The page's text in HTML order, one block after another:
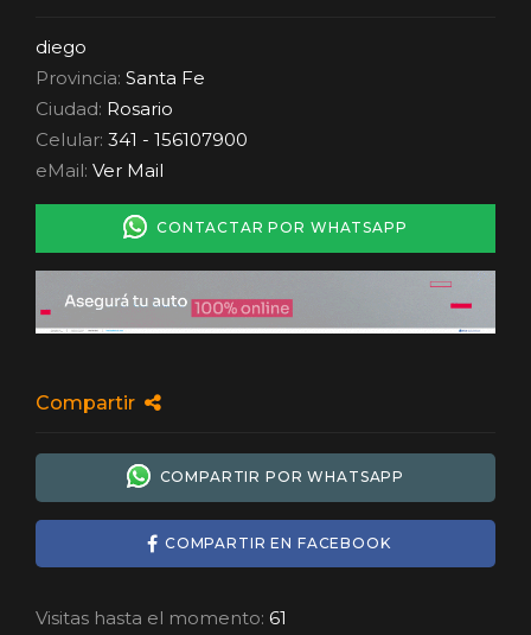
diego
Provincia: Santa Fe
Ciudad: Rosario
Celular: 341 - 156107900
eMail: Ver Mail
CONTACTAR POR WHATSAPP
Compartir
COMPARTIR POR WHATSAPP
COMPARTIR EN FACEBOOK
Visitas hasta el momento: 61